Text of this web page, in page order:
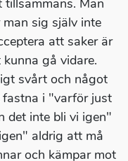
Man
sig själv inte
att saker är
gå vidare.
svårt och något
fastna i "varför just
det inte bli vi igen"
aldrig att må
och kämpar mot